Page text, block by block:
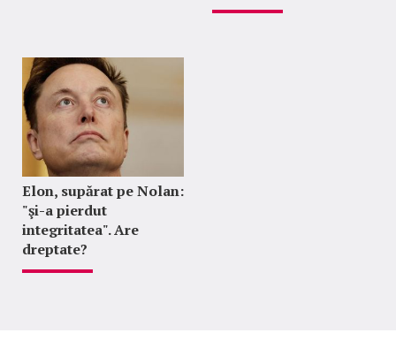
Elon, supărat pe Nolan:
"şi-a pierdut
integritatea". Are
dreptate?